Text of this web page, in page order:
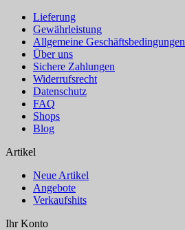
Lieferung
Gewährleistung
Allgemeine Geschäftsbedingungen
Über uns
Sichere Zahlungen
Widerrufsrecht
Datenschutz
FAQ
Shops
Blog
Artikel
Neue Artikel
Angebote
Verkaufshits
Ihr Konto